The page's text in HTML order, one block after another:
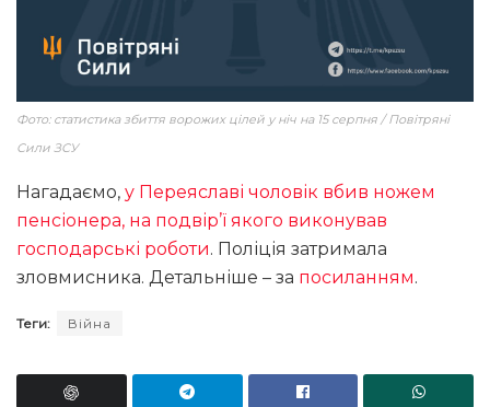
Фото: статистика збиття ворожих цілей у ніч на 15 серпня / Повітряні
Сили ЗСУ
Нагадаємо, у Переяславі чоловік вбив ножем
пенсіонера, на подвір’ї якого виконував
господарські роботи. Поліція затримала
зловмисника. Детальніше – за посиланням.
Теги: Війна